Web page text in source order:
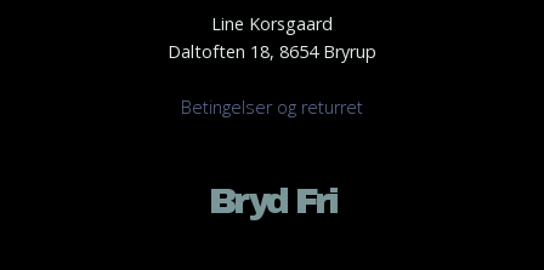
Line Korsgaard
Daltoften 18, 8654 Bryrup
Betingelser og returret
Bryd Fri